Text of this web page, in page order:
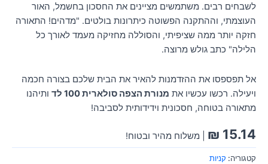
לשבחים רבים. משתמשים מציינים את החסכון בחשמל, האור
העוצמתי, וההתקנה הפשוטה כיתרונות בולטים. "מדהים! התאורה
חזקה יותר ממה שציפיתי, והסוללה מחזיקה מעמד לאורך כל
הלילה" כתב גולש מרוצה.
אל תפספסו את ההזדמנות להאיר את הבית שלכם בצורה חכמה
ויעילה. רכשו עכשיו את מנורת הצפה סולארית 100 לד
ותיהנו
מתאורה בטוחה, חסכונית וידידותית לסביבה!
₪ 15.14 | משלוח מהיר ובטוח!
קטגוריה: קניות